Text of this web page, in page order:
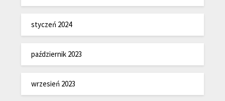
styczeń 2024
październik 2023
wrzesień 2023